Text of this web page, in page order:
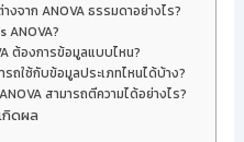
งจาก ANOVA ธรรมดาอย่างไร?
ANOVA?
ต้องการข้อมูลแบบไหน?
รถใช้กับข้อมูลประเภทไหนได้บ้าง?
สามารถตีความได้อย่างไร?
กิดผล